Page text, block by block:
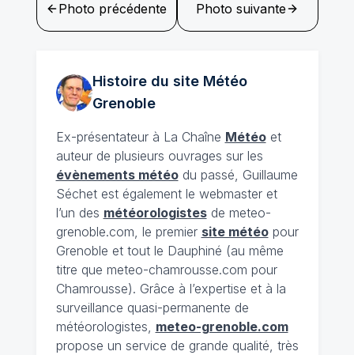
Photo précédente Photo suivante
Histoire du site Météo
Grenoble
Ex-présentateur à La Chaîne Météoet
auteur de plusieurs ouvrages sur les
évènements météodu passé, Guillaume
Séchet est également le webmaster et
l’un des météorologistesde meteo-
grenoble.com, le premier site météopour
Grenoble et tout le Dauphiné (au même
titre que meteo-chamrousse.com pour
Chamrousse). Grâce à l’expertise et à la
surveillance quasi-permanente de
météorologistes, meteo-grenoble.com
propose un service de grande qualité, très